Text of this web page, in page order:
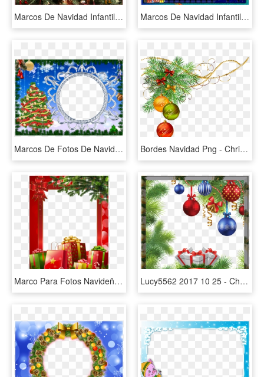
Marcos De Navidad Infantiles - Christmas Ornament, HD Png Download Marcos De Navidad Infantiles - Christmas Tree, HD Png Download
Marcos De Fotos De Navidad - Christmas Poem In Russian, HD Png Download Bordes Navidad Png - Christmas Balls With Leaves Png, Transparent Png
Marco Para Fotos Navideño, Marcos Para Fotos Png, Marcos - Marcos De Navidad Para, Transparent Png Lucy5562 2017 10 25 - Christmas Images Hd Png, Transparent Png